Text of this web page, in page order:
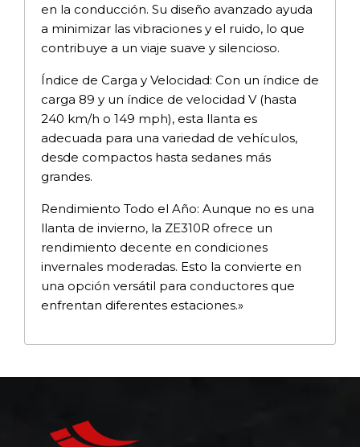
en la conducción. Su diseño avanzado ayuda
a minimizar las vibraciones y el ruido, lo que
contribuye a un viaje suave y silencioso.
Índice de Carga y Velocidad: Con un índice de
carga 89 y un índice de velocidad V (hasta
240 km/h o 149 mph), esta llanta es
adecuada para una variedad de vehículos,
desde compactos hasta sedanes más
grandes.
Rendimiento Todo el Año: Aunque no es una
llanta de invierno, la ZE310R ofrece un
rendimiento decente en condiciones
invernales moderadas. Esto la convierte en
una opción versátil para conductores que
enfrentan diferentes estaciones.»